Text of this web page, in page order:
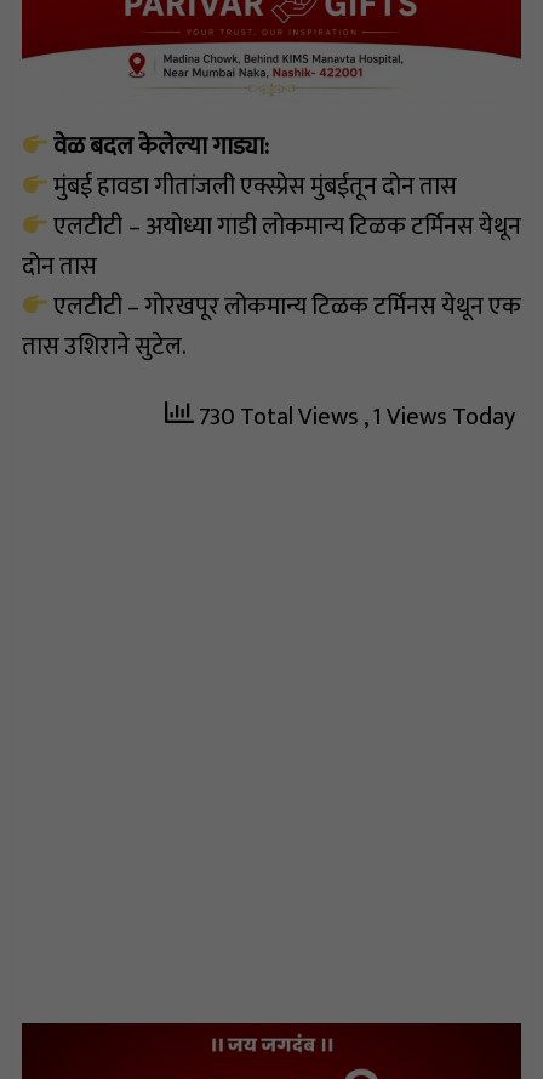
वेळ बदल केलेल्या गाड्या:
मुंबई हावडा गीतांजली एक्स्प्रेस मुंबईतून दोन तास
एलटीटी – अयोध्या गाडी लोकमान्य टिळक टर्मिनस येथून
दोन तास
एलटीटी – गोरखपूर लोकमान्य टिळक टर्मिनस येथून एक
तास उशिराने सुटेल.
730 Total Views, 1 Views Today